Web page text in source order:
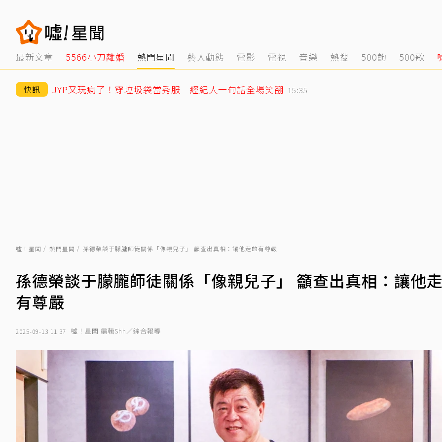
最新文章 5566小刀離婚 熱門星聞 藝人動態 電影 電視 音樂 熱搜 500齣 500歌
快訊 JYP又玩瘋了！穿垃圾袋當秀服 經紀人一句話全場笑翻 15:35
噓！星聞 熱門星聞 孫德榮談于朦朧師徒關係「像親兒子」 籲查出真相：讓他走的有尊嚴
孫德榮談于朦朧師徒關係「像親兒子」 籲查出真相：讓他
有尊嚴
2025-09-13 11:37 噓！星聞 編輯Shh／綜合報導